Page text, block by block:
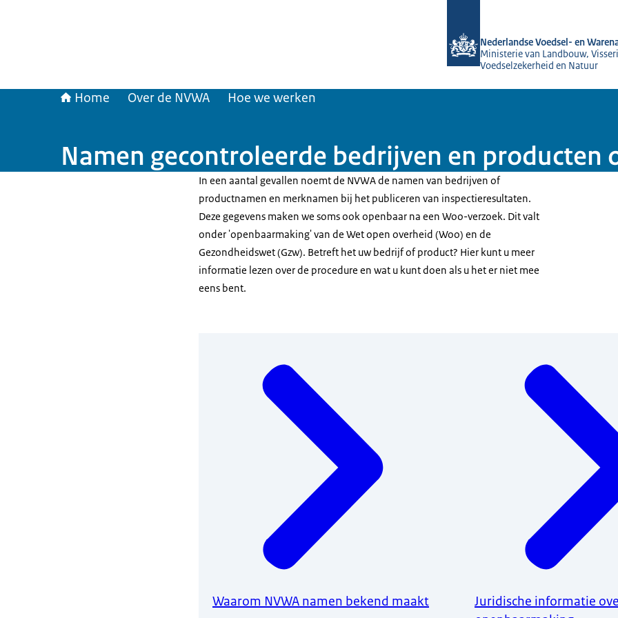
Nederlandse Voedsel- en
Ministerie van Landbouw,
Voedselzekerheid en Natuur
Home Over de NVWA Hoe we werken
Namen gecontroleerde bedrijven en producten
In een aantal gevallen noemt de NVWA de namen van bedrijven of
productnamen en merknamen bij het publiceren van inspectieresultaten.
Deze gegevens maken we soms ook openbaar na een Woo-verzoek. Dit valt
onder 'openbaarmaking' van de Wet open overheid (Woo) en de
Gezondheidswet (Gzw). Betreft het uw bedrijf of product? Hier kunt u meer
informatie lezen over de procedure en wat u kunt doen als u het er niet mee
eens bent.
Waarom NVWA namen bekend maakt
Juridische informatie